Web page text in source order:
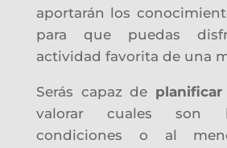
aportarán los
para que puedas
actividad favorita de una
Serás capaz de planificar
valorar cuales son
condiciones o al